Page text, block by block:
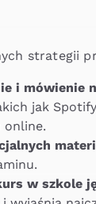
strategii
i mówienie
jak
online.
w szkole